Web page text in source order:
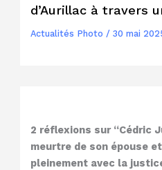
d’Aurillac à travers
Actualités Photo / 30 mai
2 réflexions sur “Cédric
meurtre de son épouse
pleinement avec la